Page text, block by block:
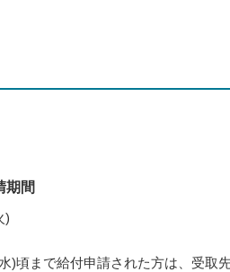
期間
)
)頃まで給付申請された方は、受取